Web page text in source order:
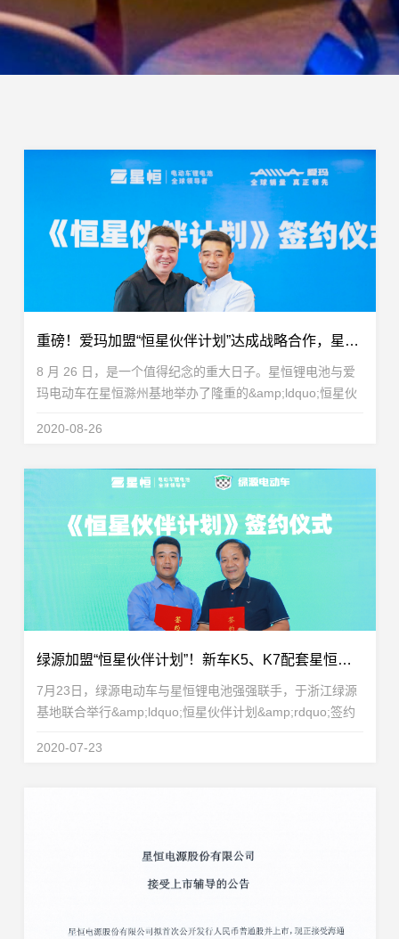
重磅！爱玛加盟“恒星伙伴计划”达成战略合作，星恒&amp;爱玛共创豪锂新时代
8 月 26 日，是一个值得纪念的重大日子。星恒锂电池与爱
玛电动车在星恒滁州基地举办了隆重的&amp;ldquo;恒星伙
推出的&amp;ldquo;恒星伙伴计划&amp;rdquo;，双方...
2020-08-26
绿源加盟“恒星伙伴计划”！新车K5、K7配套星恒锂电池重磅发布！
7月23日，绿源电动车与星恒锂电池强强联手，于浙江绿源
基地联合举行&amp;ldquo;恒星伙伴计划&amp;rdquo;签约
&amp;rdquo;，成为恒星伙伴重要一员！星恒电源董事长兼
2020-07-23